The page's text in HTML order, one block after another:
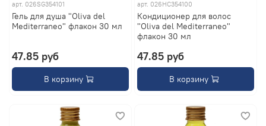
арт. 026SG354101
Гель для душа "Oliva del
Mediterraneo" флакон 30 мл
47.85 руб
В корзину
арт. 026HC354100
Кондиционер для волос
"Oliva del Mediterraneo"
флакон 30 мл
47.85 руб
В корзину